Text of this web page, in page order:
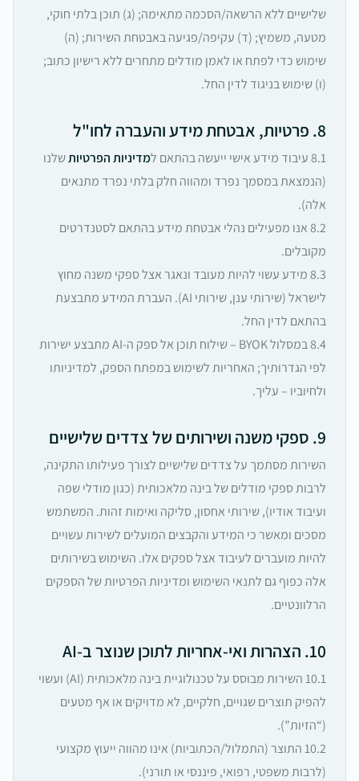
שלישיים ללא הרשאה/הסכמה מתאימה; (ג) תוכן בלתי חוקי,
מטעה, משמיץ; (ד) עקיפה/פגיעה באבטחת השירות; (ה)
שימוש כדי לפתח או לאמן מודלים מתחרים ללא רישיון כתוב;
(ו) שימוש בניגוד לדין החל.
8. פרטיות, אבטחת מידע והעברה לחו"ל
8.1 עיבוד מידע אישי ייעשה בהתאם ל מדיניות הפרטיותשלנו
(הנמצאת במסמך נפרד ומהווה חלק בלתי נפרד מתנאים
אלה).
8.2 אנו מפעילים נהלי אבטחת מידע בהתאם לסטנדרטים
מקובלים.
8.3 מידע עשוי להיות מעובד ונאגר אצל ספקי משנה מחוץ
לישראל (שירותי ענן, שירותי AI). העברת המידע מתבצעת
בהתאם לדין החל.
8.4 במסלול BYOK – שילוח תוכן אל ספק ה-AI מתבצע ישירות
לפי הגדרותיך; האחריות לשימוש במפתח הספק, למדיניותו
ולחיוביו – עליך.
9. ספקי משנה ושירותים של צדדים שלישיים
השירות מסתמך על צדדים שלישיים לצורך פעילותו התקינה,
לרבות ספקי מודלים של בינה מלאכותית (כגון מודלי שפה
ועיבוד אודיו), שירותי אחסון, סליקה ואימות זהות. המשתמש
מסכים ומאשר כי המידע והקבצים המועלים לשירות עשויים
להיות מועברים לעיבוד אצל ספקים אלו. השימוש בשירותים
אלה כפוף גם לתנאי השימוש ומדיניות הפרטיות של הספקים
הרלוונטיים.
10. הצהרות ואי-אחריות לתוכן שנוצר ב-AI
10.1 השירות מבוסס על טכנולוגיית בינה מלאכותית (AI) ועשוי
להפיק תוצרים שגויים, חלקיים, לא מדויקים או אף מטעים
(“הזיות”).
10.2 התוצר (התמלול/הכתוביות) אינו מהווה ייעוץ מקצועי
(לרבות משפטי, רפואי, פיננסי או תורני).